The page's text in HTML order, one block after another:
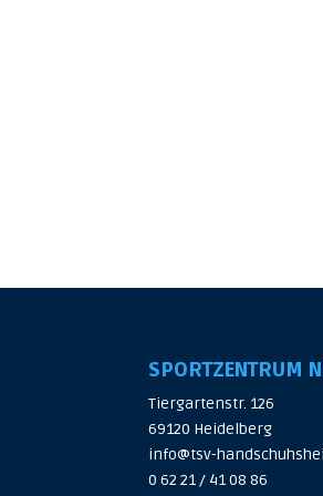
SPORTZENTRUM
Tiergartenstr. 126
69120 Heidelberg
info@tsv-
0 62 21 / 41 08 86